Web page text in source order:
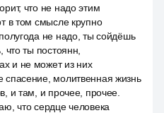
что не надо этим
в том смысле крупно
не надо, ты сойдёшь
ты постоянн,
и не может из них
спасение, молитвенная жизнь
и там, и прочее, прочее.
что сердце человека